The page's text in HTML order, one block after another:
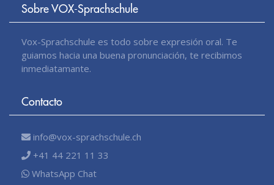
Sobre VOX-Sprachschule
Vox-Sprachschule es todo sobre expresión oral. Te
guiamos hacia una buena pronunciación, te recibimos
inmediatamante.
Contacto
info@vox-sprachschule.ch
+41 44 221 11 33
WhatsApp Chat